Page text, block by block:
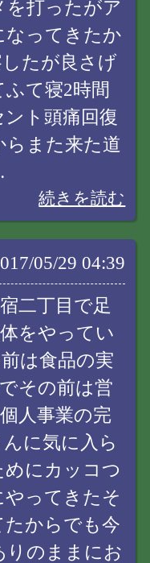
を打ったがア
なってきたか
たが良さげ
て寝2時間
ト頭痛回復
また来た道
続きを読む
05/29 04:39
二丁目で足
をやってい
は食品の実
その前は営
人事業の完
に気に入ら
にカッコつ
ってきたそ
たからでも今
りのままにお